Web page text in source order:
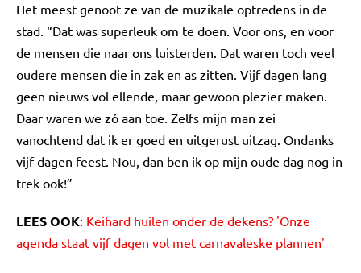
Het meest genoot ze van de muzikale optredens in de
stad. “Dat was superleuk om te doen. Voor ons, en voor
de mensen die naar ons luisterden. Dat waren toch veel
oudere mensen die in zak en as zitten. Vijf dagen lang
geen nieuws vol ellende, maar gewoon plezier maken.
Daar waren we zó aan toe. Zelfs mijn man zei
vanochtend dat ik er goed en uitgerust uitzag. Ondanks
vijf dagen feest. Nou, dan ben ik op mijn oude dag nog in
trek ook!”
LEES OOK: Keihard huilen onder de dekens? 'Onze
agenda staat vijf dagen vol met carnavaleske plannen'